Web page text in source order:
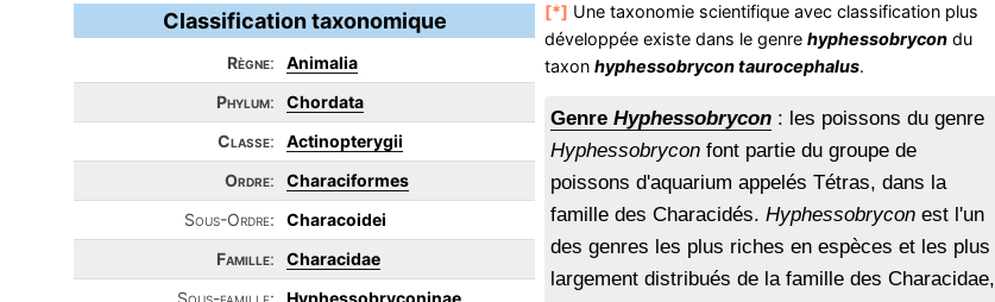
Classification taxonomique
Règne:
Animalia
Phylum:
Chordata
Classe:
Actinopterygii
Ordre:
Characiformes
Sous-Ordre:
Characoidei
Famille:
Characidae
Sous-famille:
Hyphessobryconinae
[*] Une taxonomie scientifique avec classification plus
développée existe dans le genrehyphessobrycon du
taxonhyphessobrycon taurocephalus.
GenreHyphessobrycon : les poissons du genre
Hyphessobrycon font partie du groupe de
poissons d'aquarium appelés Tétras, dans la
famille des Characidés.Hyphessobrycon est l'un
des genres les plus riches en espèces et les plus
largement distribués de la famille des Characidae,